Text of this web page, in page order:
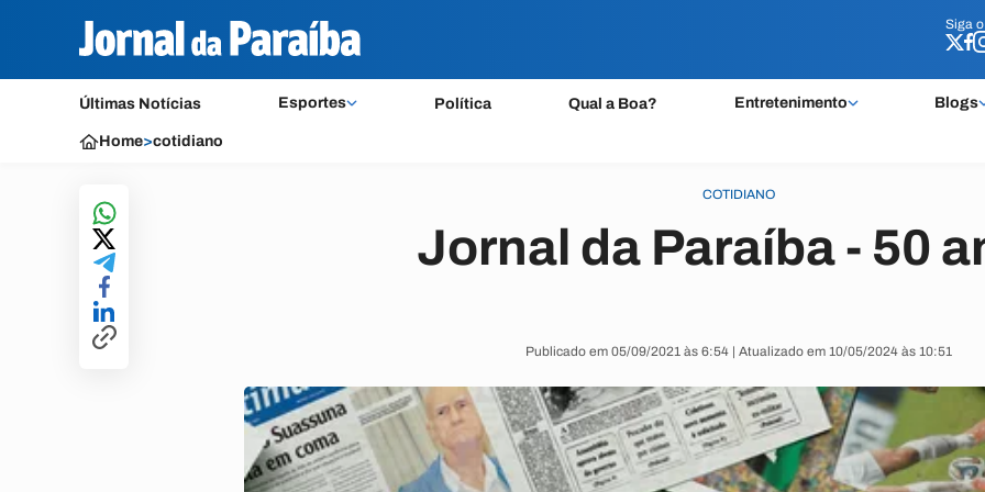
Siga o
Últimas Notícias Esportes Política Qual a Boa? Entretenimento Blogs
Siga o
Home>cotidiano
COTIDIANO
Jornal da Paraíba - 50
Publicado em 05/09/2021 às 6:54 | Atualizado em 10/05/2024 às 10:51